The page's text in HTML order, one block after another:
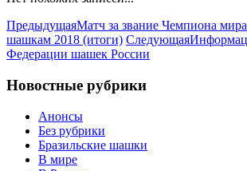
ПредыдущаяМатч за звание Чемпиона
шашкам 2018 (итоги) Следующая
Федерации шашек России
Новостные рубрики
Анонсы
Без рубрики
Бразильские шашки
В мире